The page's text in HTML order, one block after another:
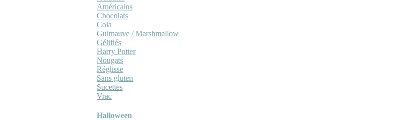
Américains
Chocolats
Cola
Guimauve / Marshmallow
Gélifiés
Harry Potter
Nougats
Réglisse
Sans gluten
Sucettes
Vrac
Halloween